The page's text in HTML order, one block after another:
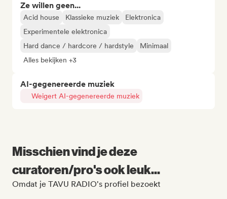
Ze willen geen...
Acid house Klassieke muziek
Elektronica
Experimentele elektronica
Hard dance / hardcore / hardstyle
Minimaal
Alles bekijken +3
AI-gegenereerde muziek
Weigert AI-gegenereerde muziek
Misschien vind je deze
curatoren/pro's ook leuk...
Omdat je TAVU RADIO's profiel bezoekt